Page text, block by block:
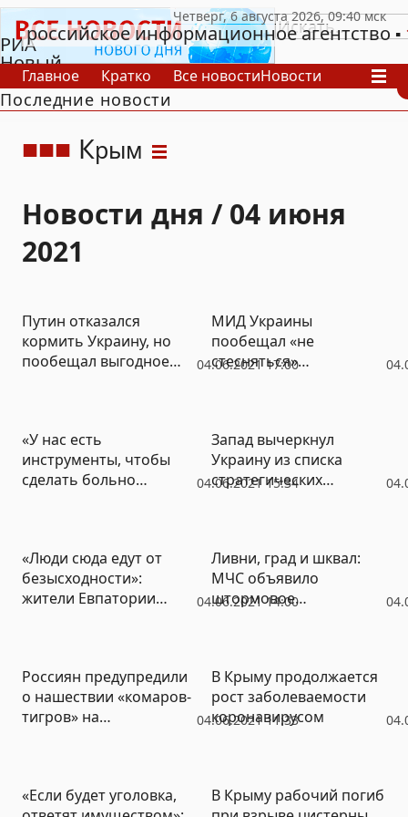
РИА
Новый
День
российское информационное агентство
Главное Кратко Все новостиНовости
В России
В мире
Последние новости
Крым
Новости дня / 04 июня
2021
04.06.2021 17:00
Путин отказался
кормить Украину, но
пообещал выгодное
МИД Украины
пообещал «не
стесняться»
04.06.2021 15:34
«У нас есть
инструменты, чтобы
сделать больно
Запад вычеркнул
Украину из списка
стратегических
04.06.2021 14:00
«Люди сюда едут от
безысходности»:
жители Евпатории
Ливни, град и шквал:
МЧС объявило
штормовое
04.06.2021 11:33
Россиян предупредили
о нашествии «комаров-
тигров» на
В Крыму продолжается
рост заболеваемости
коронавирусом
«Если будет уголовка,
В Крыму рабочий погиб